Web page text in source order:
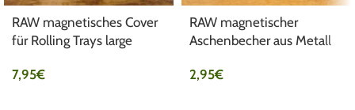
RAW magnetisches Cover
für Rolling Trays large
7,95€
RAW magnetischer
Aschenbecher aus Metall
2,95€